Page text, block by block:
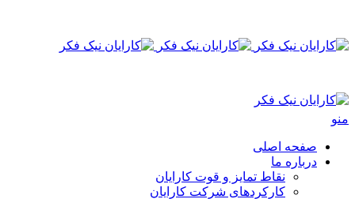
منو
صفحه اصلی
درباره ما
نقاط تمایز و قوت کارایان
کارکردهای شرکت کارایان